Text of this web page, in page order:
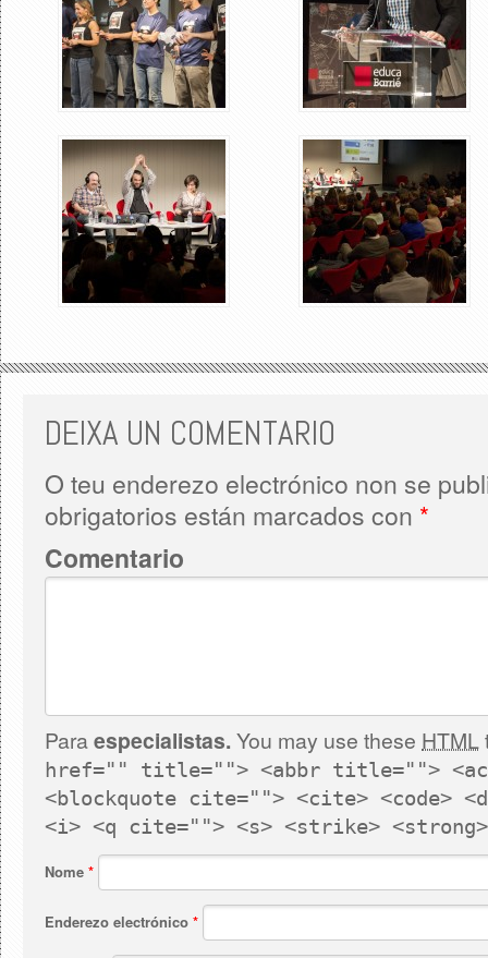
DEIXA UN COMENTARIO
O teu enderezo electrónico non se
obrigatorios están marcados con *
Comentario
Paraespecialistas. You may use these HTML
href="" title=""> <abbr title="">
<blockquote cite=""> <cite> <code>
<i> <q cite=""> <s> <strike> <strong>
Nome *
Enderezo electrónico *